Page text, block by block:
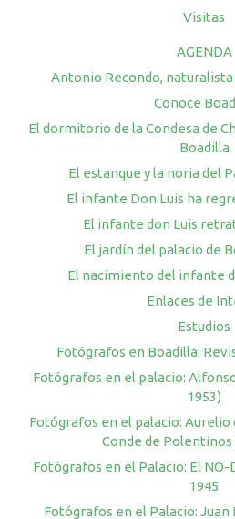
Visitas
AGENDA
Antonio Recondo,
Conoce
El dormitorio de la Condesa de
Boadilla
El estanque y la noria del
El infante Don Luis ha
El infante don Luis
El jardín del palacio de
El nacimiento del infante
Enlaces de
Estudios
Fotógrafos en Boadilla:
Fotógrafos en el palacio:
1953)
Fotógrafos en el palacio: Aurelio
Conde de Polentinos
Fotógrafos en el Palacio: El
1945
Fotógrafos en el Palacio: Juan